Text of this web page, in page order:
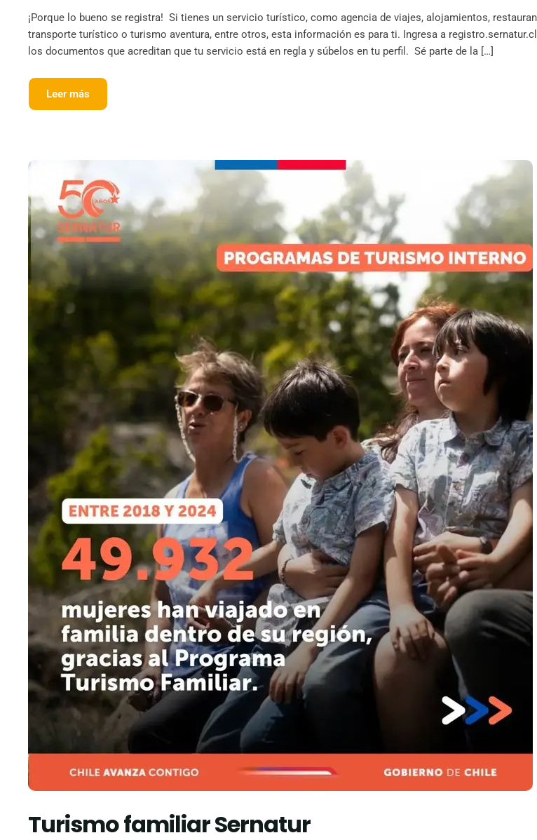
¡Porque lo bueno se registra! Si tienes un servicio turístico, como agencia de viajes, alojamientos,
transporte turístico o turismo aventura, entre otros, esta información es para ti. Ingresa a
los documentos que acreditan que tu servicio está en regla y súbelos en tu perfil. Sé parte de la […]
Leer más
Turismo familiar Sernatur